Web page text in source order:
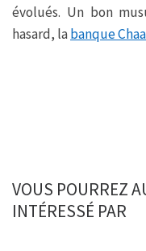
évolués. Un bon
hasard, labanque
VOUS POURREZ
INTÉRESSÉ PAR